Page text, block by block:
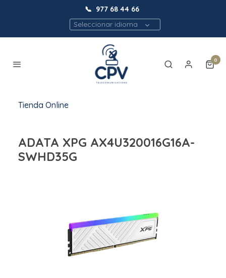
📞 977 68 44 66
Seleccionar idioma
0
Tienda Online
ADATA XPG AX4U320016G16A-
SWHD35G